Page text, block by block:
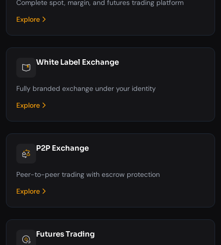
Complete spot, margin, and futures trading platform
Explore
White Label Exchange
Fully branded exchange under your identity
Explore
P2P Exchange
Peer-to-peer trading with escrow protection
Explore
Futures Trading